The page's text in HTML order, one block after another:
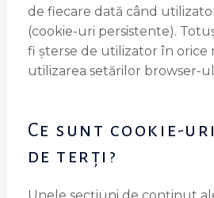
de fiecare dată când
(cookie-uri persistente).
fi șterse de utilizator în orice
utilizarea setărilor browser-
Ce sunt cookie-
de terți?
Unele secțiuni de conținut